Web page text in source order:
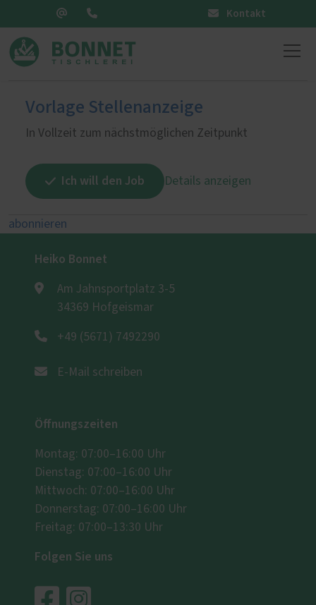
Kontakt
Vorlage Stellenanzeige
In Vollzeit zum nächstmöglichen Zeitpunkt
Ich will den Job Details anzeigen
abonnieren
Heiko Bonnet
Am Jahnsportplatz 3-5
34369 Hofgeismar
+49 (5671) 7492290
E-Mail schreiben
Öffnungszeiten
Montag: 07:00–16:00 Uhr
Dienstag: 07:00–16:00 Uhr
Mittwoch: 07:00–16:00 Uhr
Donnerstag: 07:00–16:00 Uhr
Freitag: 07:00–13:30 Uhr
Folgen Sie uns